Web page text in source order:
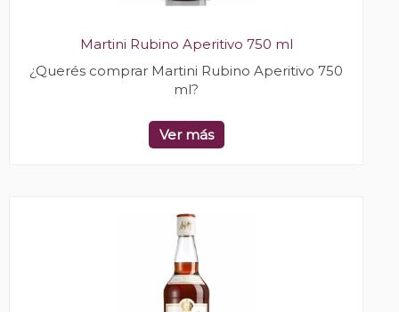
Martini Rubino Aperitivo 750 ml
¿Querés comprar Martini Rubino Aperitivo 750
ml?
Ver más